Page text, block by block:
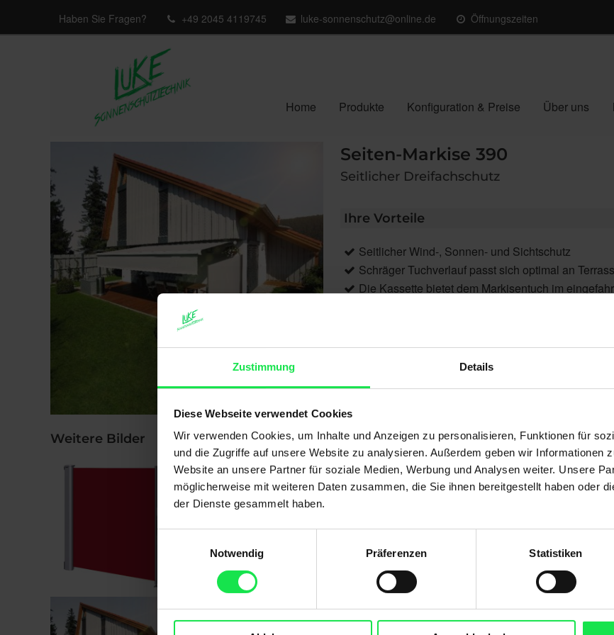
Zustimmung Details
Diese Webseite verwendet Cookies
Wir verwenden Cookies, um Inhalte und Anzeigen zu personalisieren, Funktionen für
und die Zugriffe auf unsere Website zu analysieren. Außerdem geben wir Informationen
Website an unsere Partner für soziale Medien, Werbung und Analysen weiter. Unsere
möglicherweise mit weiteren Daten zusammen, die Sie ihnen bereitgestellt haben oder
der Dienste gesammelt haben.
Notwendig
Präferenzen Statistiken
Haben Sie Fragen? +49 2045 4119745 luke-sonnenschutz@online.de Öffnungszeiten
Home Produkte Konfiguration & Preise Über uns
Seiten-Markise 390
Seitlicher Dreifachschutz
Ihre Vorteile
Seitlicher Wind-, Sonnen- und Sichtschutz
Schräger Tuchverlauf passt sich optimal an
Die Kassette bietet dem Markisentuch im
max. Auszug: 5.000 mm
max. Fläche: 10 m²
Bedienung: Bediengriff
Farbe: Pulverbeschichtet gem. WAREMA Farbwelt
Markisentuch: Acryl, optional Acryl All Weather,
Produktbeschreibung
Gönnen Sie sich ein Maximum an Schutz: Vor
lauen Sommerlüftchen. Unsere Seiten-Markise ist mit
Weitere Bilder